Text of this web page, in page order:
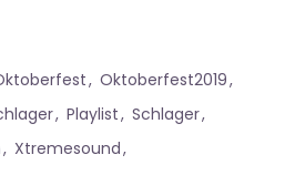
Oktoberfest2019
Playlist
Schlager
Xtremesound